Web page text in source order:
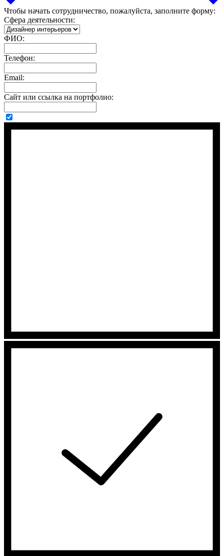
Чтобы начать сотрудничество, пожалуйста, заполните форму:
Сфера деятельности:
ФИО:
Телефон:
Email:
Сайт или ссылка на портфолио: